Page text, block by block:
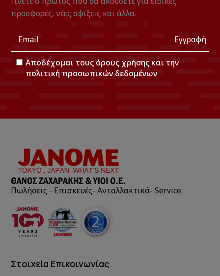
προσφορές, νέες αφίξεις και άλλα.
Εγγραφή
Αποδέχομαι τους όρους χρήσης και την
πολιτική προσωπικών δεδομένων
Πωλήσεις - Επισκευές- Ανταλλακτικά- Service.
Στοιχεία Επικοινωνίας